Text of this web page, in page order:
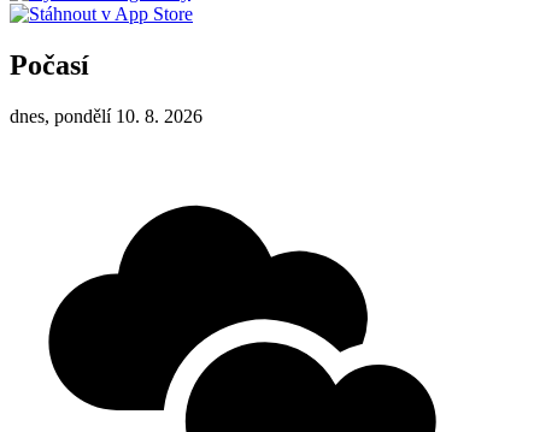
Počasí
dnes, pondělí 10. 8. 2026